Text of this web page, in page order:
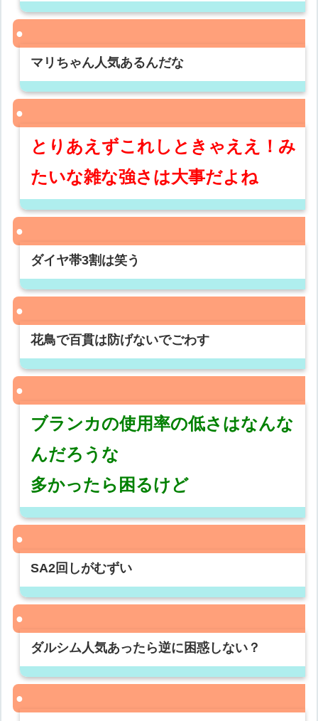
マリちゃん人気あるんだな
とりあえずこれしときゃええ！み
たいな雑な強さは大事だよね
ダイヤ帯3割は笑う
花鳥で百貫は防げないでごわす
ブランカの使用率の低さはなんな
んだろうな
多かったら困るけど
SA2回しがむずい
ダルシム人気あったら逆に困惑しない？